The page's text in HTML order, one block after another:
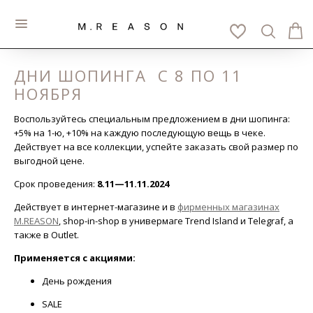
ДНИ ШОПИНГА С 8 ПО 11
НОЯБРЯ
Воспользуйтесь специальным предложением в дни шопинга:
+5% на 1-ю, +10% на каждую последующую вещь в чеке.
Действует на все коллекции, успейте заказать свой размер по
выгодной цене.
Срок проведения: 8.11—11.11.2024
Действует в интернет-магазине и в фирменных магазинах
M.REASON, shop-in-shop в универмаге Trend Island и Telegraf, а
также в Outlet.
Применяется с акциями:
День рождения
SALE